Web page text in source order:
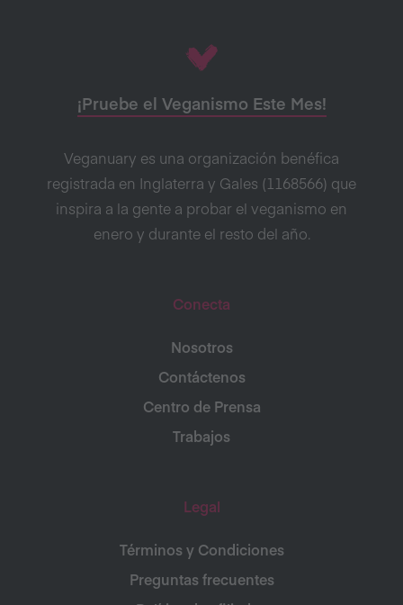
¡Pruebe el Veganismo Este Mes!
Veganuary es una organización benéfica
registrada en Inglaterra y Gales (1168566) que
inspira a la gente a probar el veganismo en
enero y durante el resto del año.
Conecta
Nosotros
Contáctenos
Centro de Prensa
Trabajos
Legal
Términos y Condiciones
Preguntas frecuentes